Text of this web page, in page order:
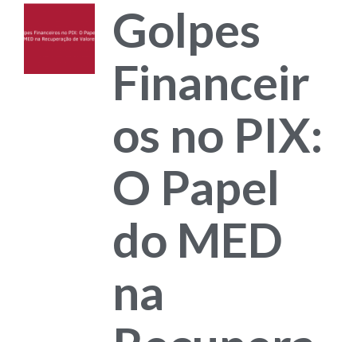
Golpes
Financeir
os no PIX:
O Papel
do MED
na